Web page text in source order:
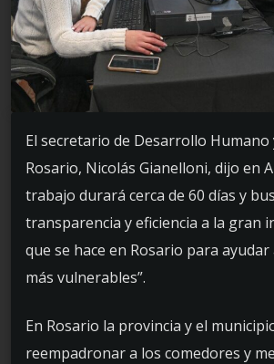
El secretario de Desarrollo Humano
Rosario, Nicolás Gianelloni, dijo en
trabajo durará cerca de 60 días y
transparencia y eficiencia a la gran
que se hace en Rosario para
más vulnerables”.
En Rosario la provincia y el
reempadronar a los comedores y